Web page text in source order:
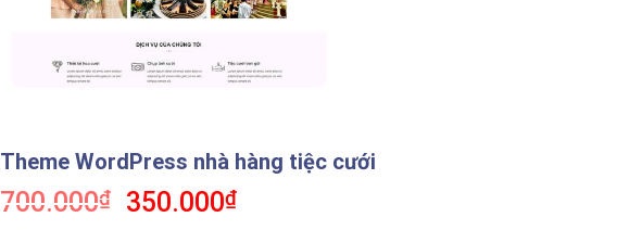
Theme WordPress nhà hàng tiệc cưới
700.000₫
Giá
350.000₫Giá